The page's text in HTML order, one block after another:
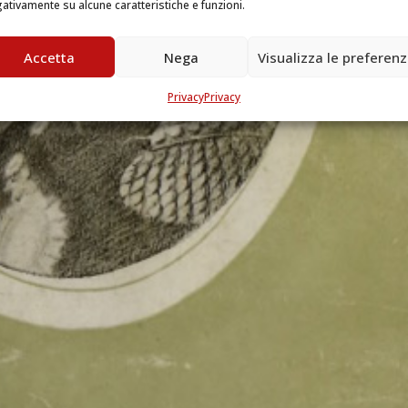
su alcune caratteristiche e funzioni.
Accetta Nega Visualizza le
PrivacyPrivacy